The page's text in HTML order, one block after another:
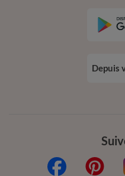
Depuis